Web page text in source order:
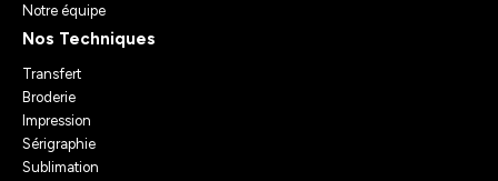
Notre équipe
Nos Techniques
Transfert
Broderie
Impression
Sérigraphie
Sublimation